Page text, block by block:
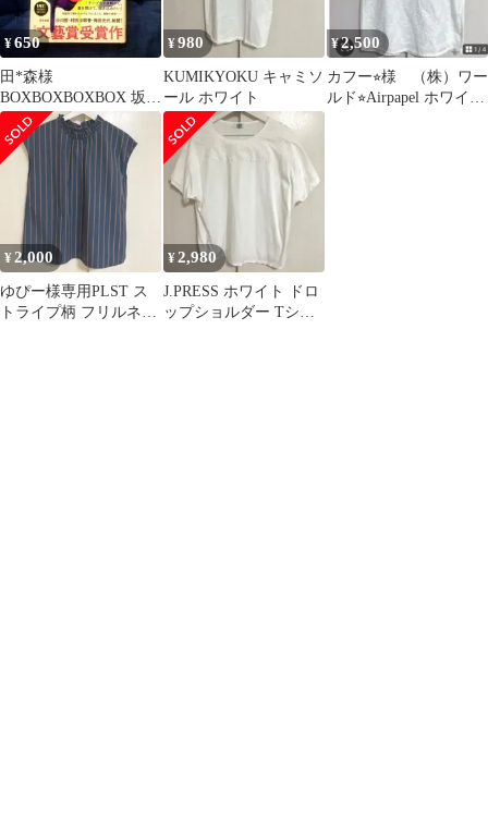
¥650
田*森様
BOXBOXBOXBOX 坂本
湾 第62回文藝賞受賞
作 カバー付
¥980
KUMIKYOKU キャミソ
ール ホワイト
¥2,500
カフー⭐︎様 （株）ワー
ルド⭐︎Airpapel ホワイト
¥2,000
ゆぴー様専用PLST ス
トライプ柄 フリルネッ
¥2,980
J.PRESS ホワイト ドロ
ップショルダー Tシャ